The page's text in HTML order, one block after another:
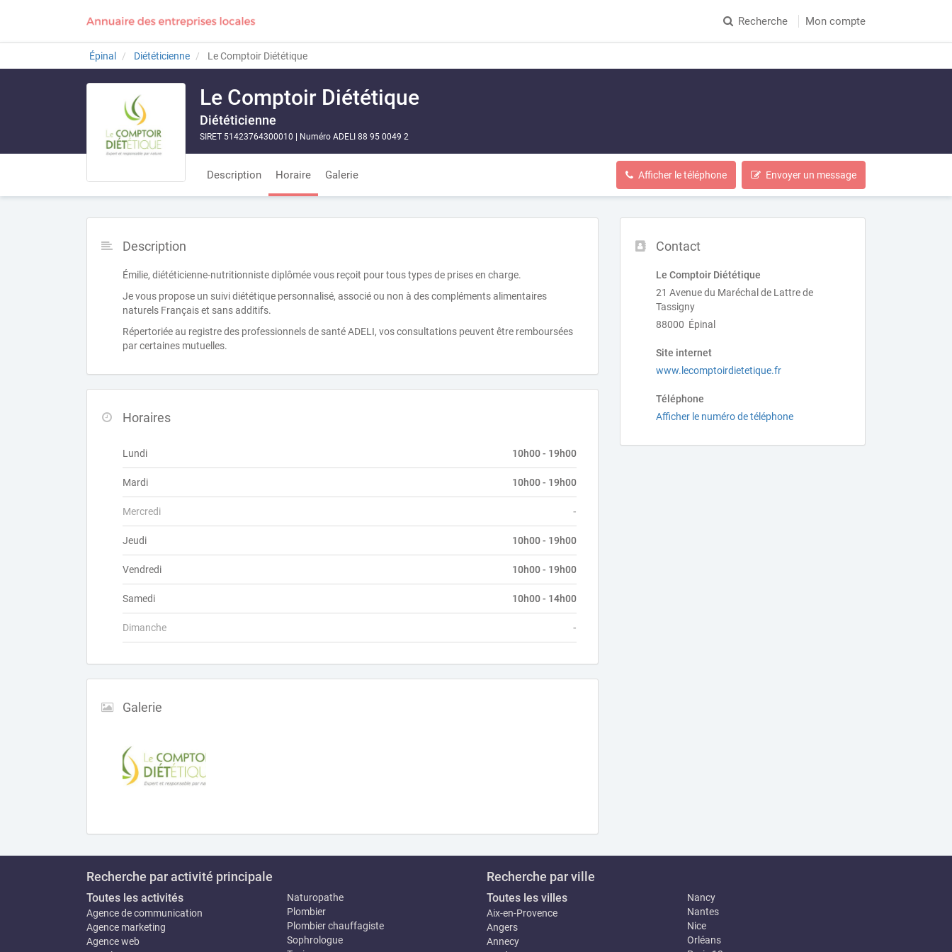
Recherche Mon compte
Épinal Diététicienne Le Comptoir Diététique
Le Comptoir Diététique
Diététicienne
SIRET 51423764300010 Numéro ADELI 88 95 0049 2
Description Horaire Galerie Afficher le téléphone Envoyer un message
Contact
Le Comptoir Diététique
21 Avenue du Maréchal de Lattre de
Tassigny
88000 Épinal
Site internet
www.lecomptoirdietetique.fr
Téléphone
Afficher le numéro de téléphone
Description
Émilie, diététicienne-nutritionniste diplômée vous reçoit pour tous types de prises en charge.
Je vous propose un suivi diététique personnalisé, associé ou non à des compléments alimentaires
naturels Français et sans additifs.
Répertoriée au registre des professionnels de santé ADELI, vos consultations peuvent être remboursées
par certaines mutuelles.
Horaires
Lundi 10h00 - 19h00
Mardi 10h00 - 19h00
Mercredi -
Jeudi 10h00 - 19h00
Vendredi 10h00 - 19h00
Samedi 10h00 - 14h00
Dimanche -
Galerie
Recherche par activité principale
Toutes les activités
Agence de communication
Agence marketing
Agence web
Naturopathe
Plombier
Plombier chauffagiste
Sophrologue
Recherche par ville
Toutes les villes
Aix-en-Provence
Angers
Annecy
Nancy
Nantes
Nice
Orléans